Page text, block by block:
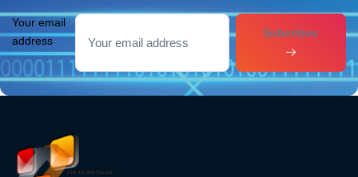
Your email
address
Subcribes